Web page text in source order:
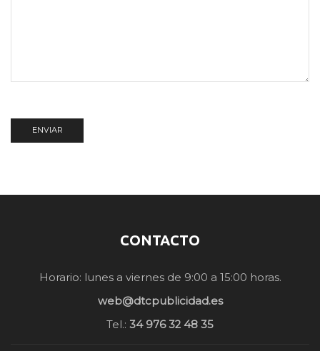
CONTACTO
Horario: lunes a viernes de 9:00 a 15:00 horas.
web@dtcpublicidad.es
Tel.: 34 976 32 48 35